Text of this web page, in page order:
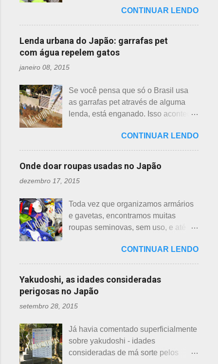
são arredondadas. - Pessegueiro -
árvores do pessegueiro são mais
baixas, geralmente apresen...
para ajudá-lo nessa tarefa. Eis que
estava ele semeando e, de repente,
viu uma cobra rastejando no chão.
Sei percebeu que a cobra deslizou
aranha suspensa por um fio de seda
da teia. A aranha fez Sei lembrar da
mãe - pequena e indefesa - e
imediatamente levou a cobra para
bem longe com seu ancinho. A
percebeu, pois além da aranha ser
pequena, ele havia...
na água, no entanto, existem
diferenças. Nenúfar brota na água e
flor de lotus no chão lodoso que,
popularmente, dizemos brejo. Vou
explicar de maneira bem objetiva,
qual a diferença entre o nenúfar -
hasu, em japonês. Basta dar uma
olhada nas flores para perceber as
grandes diferenças e, para isso, vou
flores de lotus são grandes, que
brotam de hastes compridas e em
apenas 3 cores, branca, creme e
largas e cor única: verde. As folhas
crescem para o alto, em hastes
longas. As raízes são comestíveis,
produzindo o renkon. Detalhei sobre
flor de lotus, na postagem anterior
e imagens de uma pla...
CONTINUAR LENDO
Lenda urbana do Japão: garrafas pet
com água repelem gatos
janeiro 08, 2015
Se você pensa que só o Brasil usa
as garrafas pet através de alguma
lenda, está enganado. Isso acontece
inclusive no Japão. Este assunto é
mais uma das postagens que estava
em rascunho por alguns anos, desde
que passei por estas casas e
descobri pra que serviam essas
acabou esquecido, até que postei
sobre esses baldes de água
dispostos em alguns bairros de
Arashiyama, em Kyoto, inclusive nos
jardins do Heian Jinja. Esses baldes
com água, escritos 消火用, ou Shōka-
yō, balde para combate a incêndios,
incêndios, para que não se
propaguem. A colocação dos baldes
depende de cada associação de
bairro, não sendo, portanto,
CONTINUAR LENDO
Onde doar roupas usadas no Japão
dezembro 17, 2015
Toda vez que organizamos armários
e gavetas, encontramos muitas
roupas seminovas, sem uso, e até
Roupas de crianças, em perfeito
estado, que não servem mais, peças
novas, semi novas, de pouco uso. O
que fazer com elas? No Japão,
deparamos com este problema: a
quem doar. Existem lojas que
acessórios usados, mas nem sempre
tem interesse nas peças, além do
baixo preço oferecido. Doar dá uma
CONTINUAR LENDO
Yakudoshi, as idades consideradas
perigosas no Japão
setembro 28, 2015
Já havia comentado superficialmente
sobre yakudoshi - idades
consideradas de má sorte pelos